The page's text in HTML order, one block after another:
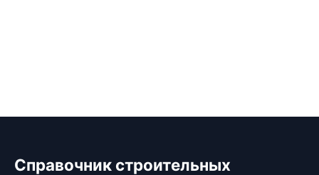
Справочник строительных